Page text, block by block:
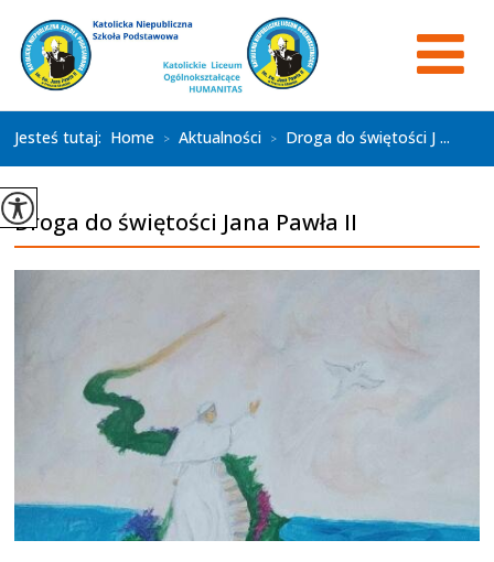
Jesteś tutaj: Home > Aktualności > Droga do świętości J ...
Droga do świętości Jana Pawła II